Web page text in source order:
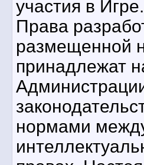
участия в Игре.
Права
размещенной
принадлежат
нормами